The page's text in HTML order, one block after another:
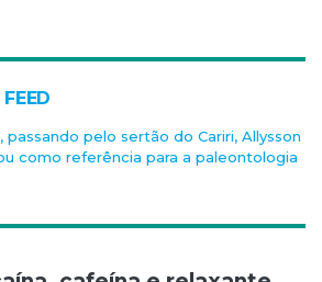
passando pelo sertão do Cariri, Allysson
como referência para a paleontologia